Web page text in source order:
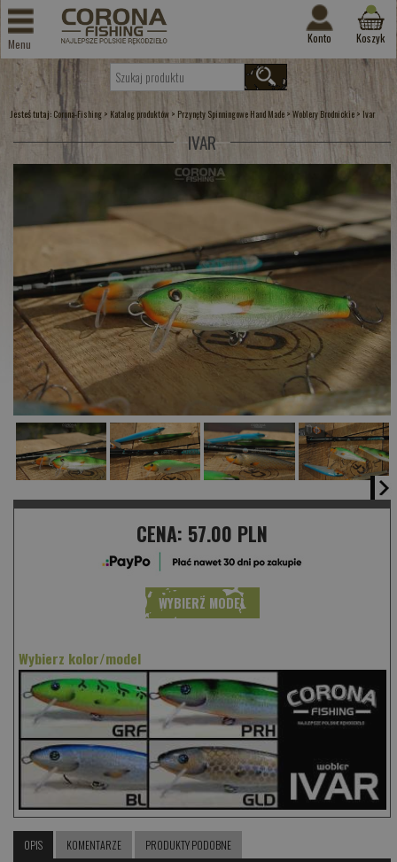
Menu Konto Koszyk
Jesteś tutaj: Corona-Fishing > Katalog produktów > Przynęty Spinningowe Hand Made >Woblery Brodnickie > Ivar
IVAR
CENA: 57.00 PLN
WYBIERZ MODEL
Wybierz kolor/model
OPIS KOMENTARZE PRODUKTY PODOBNE